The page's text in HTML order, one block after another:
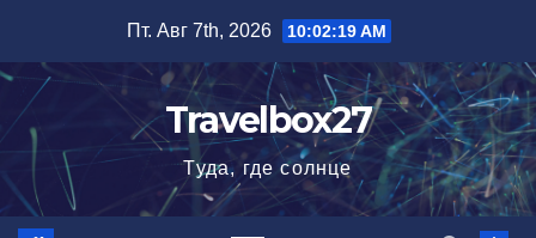
содержимому
Пт. Авг 7th, 2026 10:02:20 AM
Travelbox27
Туда, где солнце